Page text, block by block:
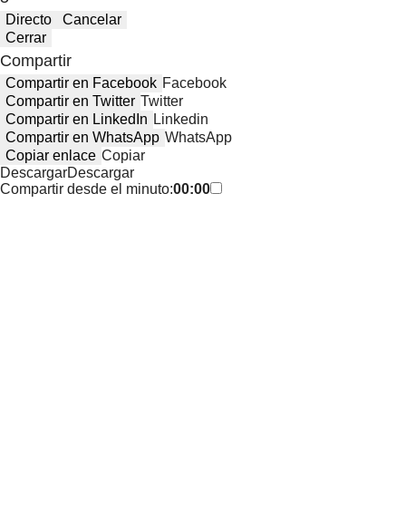
Directo
Cancelar
Cerrar
Compartir
Compartir en Facebook Facebook
Compartir en Twitter Twitter
Compartir en LinkedIn Linkedin
Compartir en WhatsApp WhatsApp
Copiar enlace Copiar
DescargarDescargar
Compartir desde el minuto:00:00